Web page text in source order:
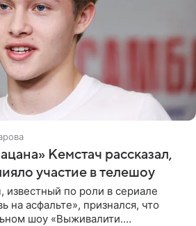
Кемстач рассказал,
участие в телешоу
известный по роли в сериале
на асфальте», признался, что
шоу «Выживалити.